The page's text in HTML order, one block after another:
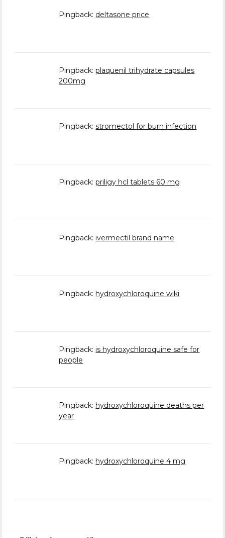
Pingback: deltasone price
Pingback:plaquenil trihydrate capsules
200mg
Pingback:stromectol for burn infection
Pingback:priligy hcl tablets 60 mg
Pingback: ivermectil brand name
Pingback: hydroxychloroquine wiki
Pingback: is hydroxychloroquine safe for
people
Pingback: hydroxychloroquine deaths per
year
Pingback: hydroxychloroquine 4 mg